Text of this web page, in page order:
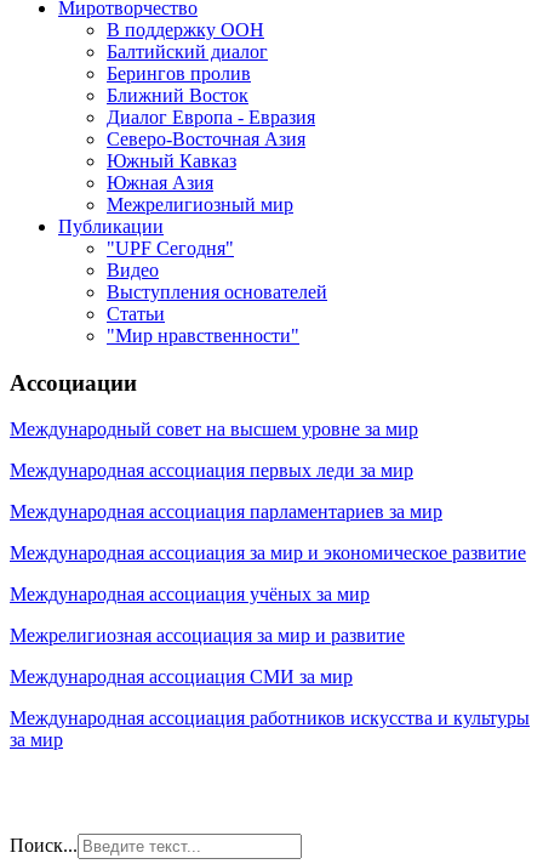
Миротворчество
В поддержку ООН
Балтийский диалог
Берингов пролив
Ближний Восток
Диалог Европа - Евразия
Северо-Восточная Азия
Южный Кавказ
Южная Азия
Межрелигиозный мир
Публикации
"UPF Сегодня"
Видео
Выступления основателей
Статьи
"Мир нравственности"
Ассоциации
Международный совет на высшем уровне за мир
Международная ассоциация первых леди за мир
Международная ассоциация парламентариев за мир
Международная ассоциация за мир и экономическое развитие
Международная ассоциация учёных за мир
Межрелигиозная ассоциация за мир и развитие
Международная ассоциация СМИ за мир
Международная ассоциация работников искусства и культуры
за мир
Поиск...